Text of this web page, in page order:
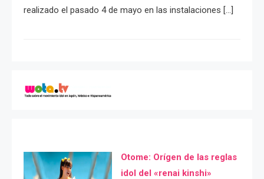
realizado el pasado 4 de mayo en las instalaciones […]
Otome: Orígen de las reglas
idol del «renai kinshi»